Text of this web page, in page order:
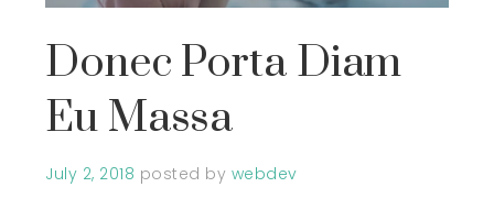
Donec Porta Diam
Eu Massa
July 2, 2018 posted by webdev